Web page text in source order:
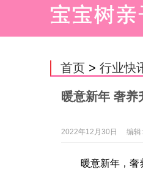
首页 > 行业快
暖意新年 奢
2022年12月30日 编辑
暖意新年，奢